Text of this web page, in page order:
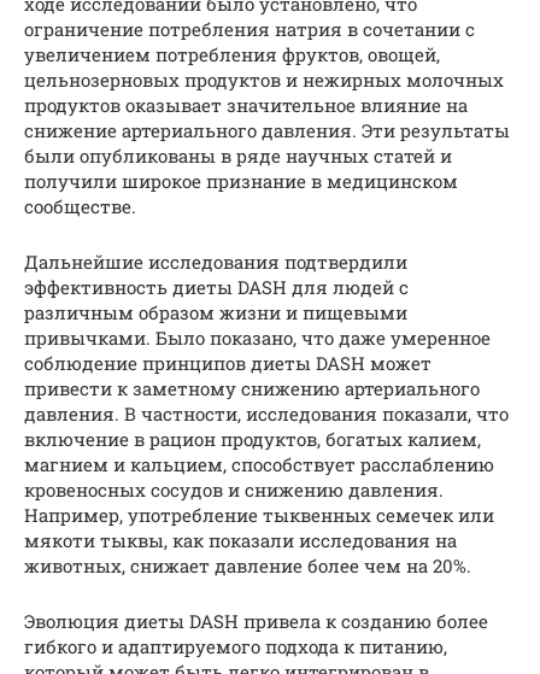
ограничение потребления натрия в сочетании с
увеличением потребления фруктов, овощей,
цельнозерновых продуктов и нежирных молочных
продуктов оказывает значительное влияние на
снижение артериального давления. Эти результаты
были опубликованы в ряде научных статей и
получили широкое признание в медицинском
сообществе.
Дальнейшие исследования подтвердили
эффективность диеты DASH для людей с
различным образом жизни и пищевыми
привычками. Было показано, что даже умеренное
соблюдение принципов диеты DASH может
привести к заметному снижению артериального
давления. В частности, исследования показали, что
включение в рацион продуктов, богатых калием,
магнием и кальцием, способствует расслаблению
кровеносных сосудов и снижению давления.
Например, употребление тыквенных семечек или
мякоти тыквы, как показали исследования на
животных, снижает давление более чем на 20%.
Эволюция диеты DASH привела к созданию более
гибкого и адаптируемого подхода к питанию,